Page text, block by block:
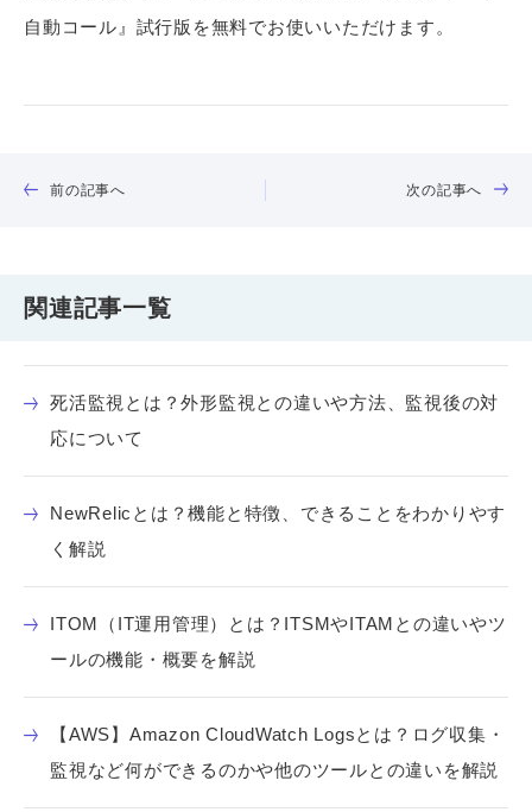
自動コール』試行版を無料でお使いいただけます。
前の記事へ 次の記事へ
関連記事一覧
死活監視とは？外形監視との違いや方法、監視後の対
応について
NewRelicとは？機能と特徴、できることをわかりやす
く解説
ITOM（IT運用管理）とは？ITSMやITAMとの違いやツ
ールの機能・概要を解説
【AWS】Amazon CloudWatch Logsとは？ログ収集・
監視など何ができるのかや他のツールとの違いを解説